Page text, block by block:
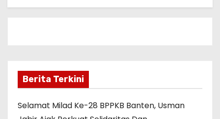
Berita Terkini
Selamat Milad Ke-28 BPPKB Banten, Usman